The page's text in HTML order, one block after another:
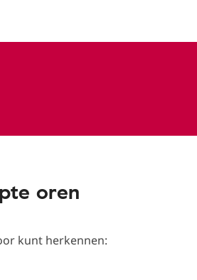
oren
kunt herkennen: